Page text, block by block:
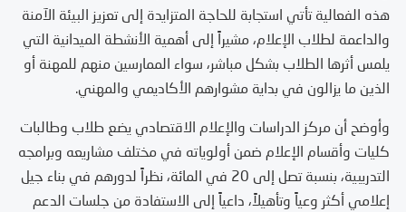
هذه الفعالية تأتي استجابة للحاجة المتزايدة إلى تعزيز البيئة الآمنة
والداعمة لطلاب الإعلام، مشيراً إلى أهمية الأنشطة الميدانية التي
يلمس أثرها الطلاب بشكل مباشر، سواء الممارسين منهم للمهنة أو
الذين ما يزالون في بداية مشوارهم الأكاديمي والمهني.
وأوضح أن مركز الدراسات والإعلام الاقتصادي يضع طلاب وطالبات
كليات وأقسام الإعلام ضمن أولوياته في مختلف مشاريعه وبرامجه
التدريبية، بنسبة تصل إلى 20 في المائة، نظراً لدورهم في بناء جيل
إعلامي أكثر وعياً وتأهيلاً، داعياً إلى الاستفادة من جلسات الدعم